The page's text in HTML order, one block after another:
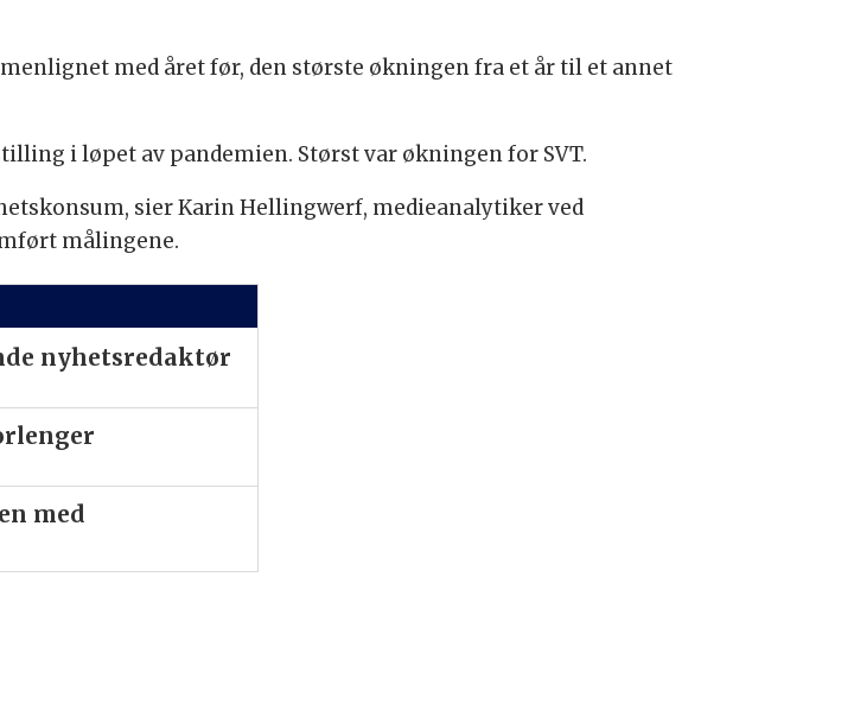
med året før, den største økningen fra et år til et annet
i løpet av pandemien. Størst var økningen for SVT.
sier Karin Hellingwerf, medieanalytiker ved
målingene.
nyhetsredaktør
med